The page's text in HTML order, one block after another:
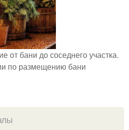
от бани до соседнего участка.
по размещению бани